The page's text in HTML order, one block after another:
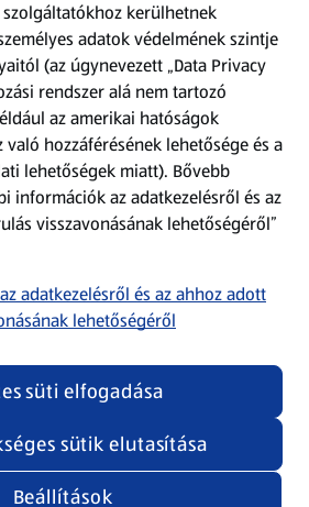
interneten!
applikációt!
Felhasználási feltételek
Security policy
(új oldalon nyílik meg)
kerülhetnek
adatok védelmének szintje
(az úgynevezett „Data Privacy
rendszer alá nem tartozó
az amerikai hatóságok
hozzáférésének lehetősége és a
lehetőségek miatt). Bővebb
információk az adatkezelésről és az
visszavonásának lehetőségéről”
adatkezelésről és az ahhoz adott
lehetőségéről
Beállítások
sütik elutasítása
süti elfogadása